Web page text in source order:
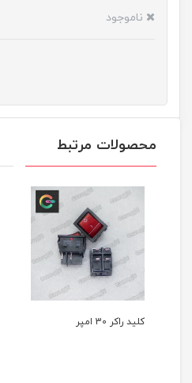
ناموجود
محصولات مرتبط
کلید راکر 30 امپر